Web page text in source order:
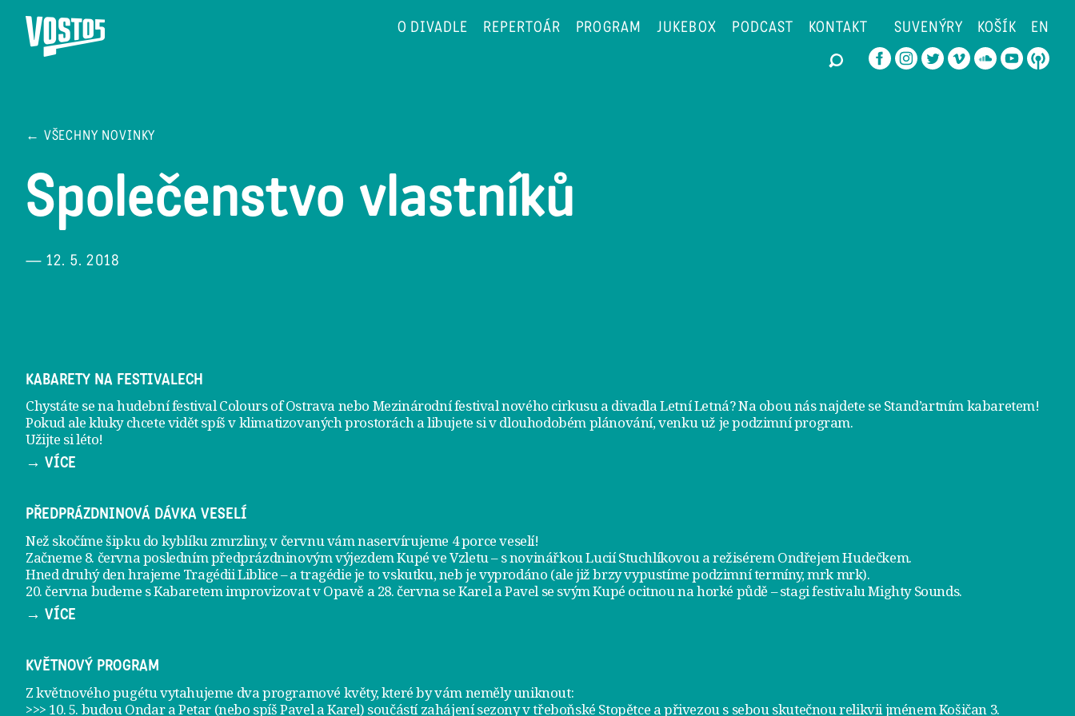
O DIVADLE REPERTOÁR PROGRAM JUKEBOX PODCAST KONTAKT SUVENÝRY KOŠÍK EN
← VŠECHNY NOVINKY
Společenstvo vlastníků
— 12. 5. 2018
KABARETY NA FESTIVALECH
Chystáte se na hudební festival Colours of Ostrava nebo Mezinárodní festival nového cirkusu a divadla Letní Letná? Na obou nás najdete se Stand’artním kabaretem!
Pokud ale kluky chcete vidět spíš v klimatizovaných prostorách a libujete si v dlouhodobém plánování, venku už jepodzimní program.
Užijte si léto!
→ VÍCE
PŘEDPRÁZDNINOVÁ DÁVKA VESELÍ
Než skočíme šipku do kyblíku zmrzliny, v červnu vám naservírujeme 4 porce veselí!
Začneme 8. června posledním předprázdninovým výjezdemKupé ve Vzletu– s novinářkou Lucií Stuchlíkovou a režisérem Ondřejem Hudečkem.
Hned druhý den hrajeme Tragédii Liblice– a tragédie je to vskutku, neb je vyprodáno (ale již brzy vypustíme podzimní termíny, mrk mrk).
20. června budeme s Kabaretem improvizovat v Opavě a 28. června se Karel a Pavel se svým Kupé ocitnou na horké půdě – stagi festivalu Mighty Sounds.
→ VÍCE
KVĚTNOVÝ PROGRAM
Z květnového pugétu vytahujeme dva programové květy, které by vám neměly uniknout:
>>> 10. 5. budou Ondar a Petar (nebo spíš Pavel a Karel) součástí zahájení sezony vtřeboňské Stopětce a přivezou s sebou skutečnou relikvii jménemKošičan 3.